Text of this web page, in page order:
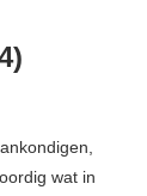
wat in